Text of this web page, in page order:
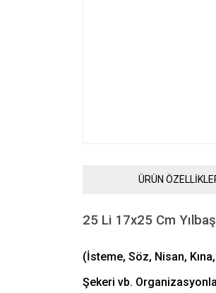
ÜRÜN
25 Li 17x25 Cm
(İsteme, Söz, Nisan,
Şekeri vb.